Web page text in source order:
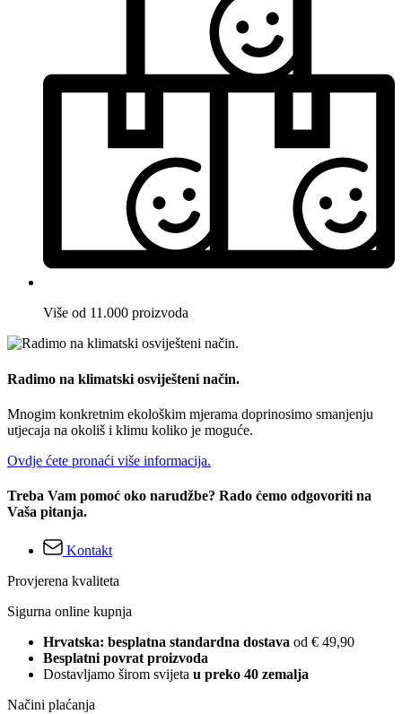
Više od 11.000 proizvoda
Radimo na klimatski osviješteni način.
Mnogim konkretnim ekološkim mjerama doprinosimo smanjenju
utjecaja na okoliš i klimu koliko je moguće.
Ovdje ćete pronaći više informacija.
Treba Vam pomoć oko narudžbe? Rado ćemo odgovoriti na
Vaša pitanja.
Kontakt
Provjerena kvaliteta
Sigurna online kupnja
Hrvatska: besplatna standardna dostava od € 49,90
Besplatni povrat proizvoda
Dostavljamo širom svijeta u preko 40 zemalja
Načini plaćanja